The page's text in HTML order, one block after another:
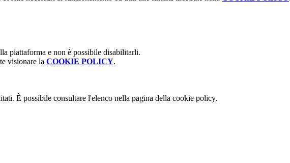
piattaforma e non è possibile disabilitarli.
visionare la COOKIE POLICY.
È possibile consultare l'elenco nella pagina della cookie policy.